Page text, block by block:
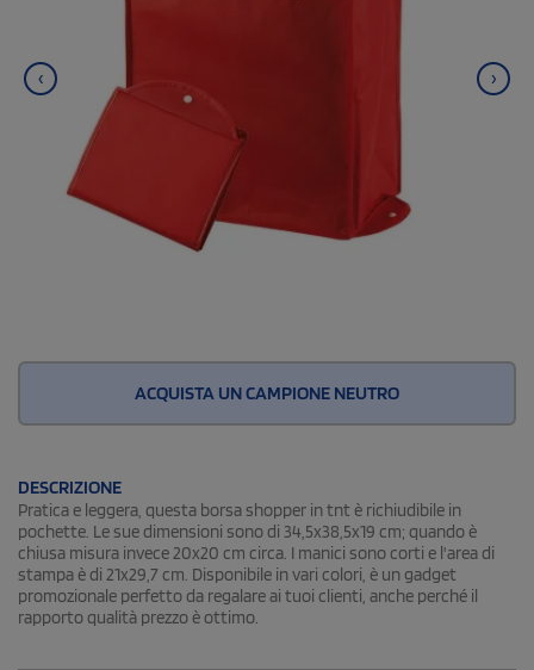
‹ ›
ACQUISTA UN CAMPIONE NEUTRO
DESCRIZIONE
Pratica e leggera, questa borsa shopper in tnt è richiudibile in
pochette. Le sue dimensioni sono di 34,5x38,5x19 cm; quando è
chiusa misura invece 20x20 cm circa. I manici sono corti e l'area di
stampa è di 21x29,7 cm. Disponibile in vari colori, è un gadget
promozionale perfetto da regalare ai tuoi clienti, anche perché il
rapporto qualità prezzo è ottimo.